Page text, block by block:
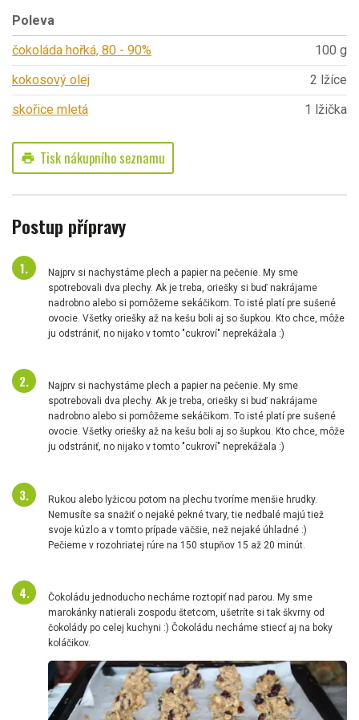
Poleva
čokoláda hořká, 80 - 90%
100 g
kokosový olej
2 lžíce
skořice mletá
1 lžička
print Tisk nákupního seznamu
Postup přípravy
Najprv si nachystáme plech a papier na pečenie. My sme
spotrebovali dva plechy. Ak je treba, oriešky si buď nakrájame
nadrobno alebo si pomôžeme sekáčikom. To isté platí pre sušené
ovocie. Všetky oriešky až na kešu boli aj so šupkou. Kto chce, môže
ju odstrániť, no nijako v tomto "cukroví" neprekážala :)
Najprv si nachystáme plech a papier na pečenie. My sme
spotrebovali dva plechy. Ak je treba, oriešky si buď nakrájame
nadrobno alebo si pomôžeme sekáčikom. To isté platí pre sušené
ovocie. Všetky oriešky až na kešu boli aj so šupkou. Kto chce, môže
ju odstrániť, no nijako v tomto "cukroví" neprekážala :)
Rukou alebo lyžicou potom na plechu tvoríme menšie hrudky.
Nemusíte sa snažiť o nejaké pekné tvary, tie nedbalé majú tiež
svoje kúzlo a v tomto prípade väčšie, než nejaké úhladné :)
Pečieme v rozohriatej rúre na 150 stupňov 15 až 20 minút.
Čokoládu jednoducho necháme roztopiť nad parou. My sme
marokánky natierali zospodu štetcom, ušetríte si tak škvrny od
čokolády po celej kuchyni :) Čokoládu necháme stiecť aj na boky
koláčikov.